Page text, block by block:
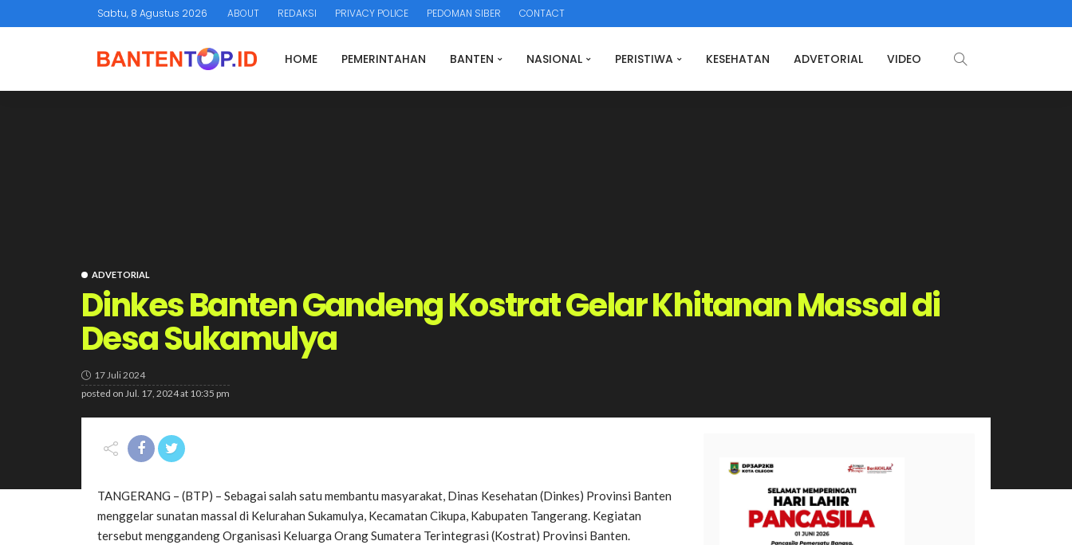
Sabtu, 8 Agustus 2026 ABOUT REDAKSI PRIVACY POLICE PEDOMAN SIBER CONTACT
HOME PEMERINTAHAN BANTEN NASIONAL PERISTIWA KESEHATAN ADVETORIAL VIDEO
ADVETORIAL
Dinkes Banten Gandeng Kostrat Gelar Khitanan Massal di
Desa Sukamulya
17 Juli 2024
posted on Jul. 17, 2024 at 10:35 pm
TANGERANG – (BTP) – Sebagai salah satu membantu masyarakat, Dinas Kesehatan (Dinkes) Provinsi Banten
menggelar sunatan massal di Kelurahan Sukamulya, Kecamatan Cikupa, Kabupaten Tangerang. Kegiatan
tersebut menggandeng Organisasi Keluarga Orang Sumatera Terintegrasi (Kostrat) Provinsi Banten.